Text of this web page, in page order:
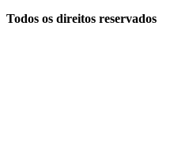
Todos os direitos reservados